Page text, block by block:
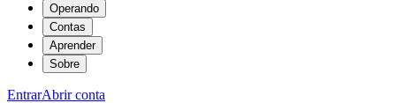
Operando
Contas
Aprender
Sobre
EntrarAbrir conta